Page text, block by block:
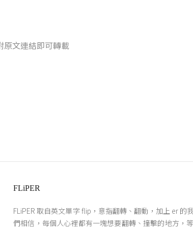
原文連結即可轉載
FLiPER
FLiPER 取自英文單字 flip，意指翻轉、翻動，加上 er 的
們相信，每個人心裡都有一塊想要翻轉、撞擊的地方，